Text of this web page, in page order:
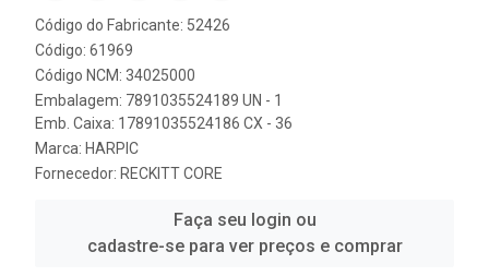
Código do Fabricante: 52426
Código: 61969
Código NCM: 34025000
Embalagem: 7891035524189 UN - 1
Emb. Caixa: 17891035524186 CX - 36
Marca: HARPIC
Fornecedor: RECKITT CORE
Faça seu login ou
cadastre-se para ver preços e comprar